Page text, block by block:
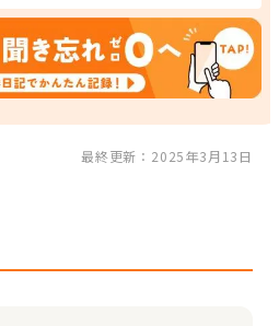
最終更新：2025年3月13日